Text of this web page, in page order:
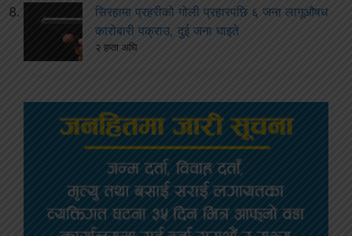
सिरहामा प्रहरीको गोली प्रहारपछि ६ जना लागूऔषध
कारोबारी पक्राउ, दुई जना घाइते
२ हप्ता अघि